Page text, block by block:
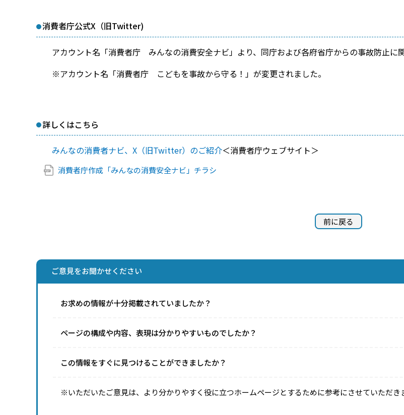
消費者庁公式X（旧Twitter)
アカウント名「消費者庁 みんなの消費安全ナビ」より、同庁および各府省庁からの事故防止に
※アカウント名「消費者庁 こどもを事故から守る！」が変更されました。
詳しくはこちら
みんなの消費者ナビ、X（旧Twitter）のご紹介＜消費者庁ウェブサイト＞
消費者庁作成「みんなの消費安全ナビ」チラシ
前に戻る
ご意見をお聞かせください
お求めの情報が十分掲載されていましたか？
ページの構成や内容、表現は分かりやすいものでしたか？
この情報をすぐに見つけることができましたか？
※いただいたご意見は、より分かりやすく役に立つホームページとするために参考にさせていただき